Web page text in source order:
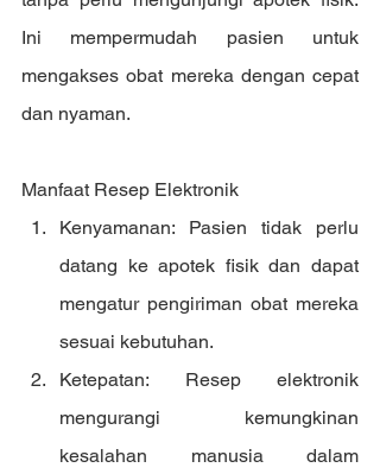
Ini mempermudah pasien untuk
mengakses obat mereka dengan cepat
dan nyaman.
Manfaat Resep Elektronik
Kenyamanan: Pasien tidak perlu
datang ke apotek fisik dan dapat
mengatur pengiriman obat mereka
sesuai kebutuhan.
Ketepatan: Resep elektronik
mengurangi kemungkinan
kesalahan manusia dalam